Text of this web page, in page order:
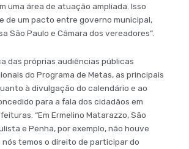
uma área de atuação ampliada. Isso
de um pacto entre governo municipal,
São Paulo e Câmara dos vereadores”.
das próprias audiências públicas
do Programa de Metas, as principais
à divulgação do calendário e ao
para a fala dos cidadãos em
“Em Ermelino Matarazzo, São
e Penha, por exemplo, não houve
nós temos o direito de participar do